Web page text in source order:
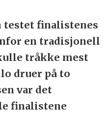
testet finalistenes
en tradisjonell
tråkke mest
druer på to
var det
finalistene